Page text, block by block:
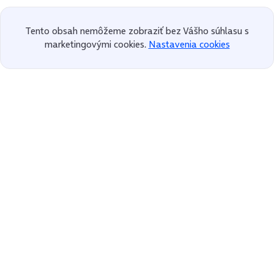
Tento obsah nemôžeme zobraziť bez Vášho súhlasu s
marketingovými cookies. Nastavenia cookies